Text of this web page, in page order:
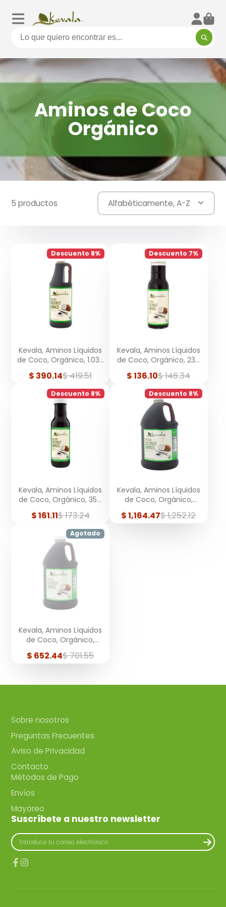
Aminos de Coco
Orgánico
5 productos Alfabéticamente, A-Z
Descuento 8%
Kevala, Aminos Líquidos
de Coco, Orgánico, 1.035
Precio
venta
$ 390.14Precio
regular
$ 419.51
Descuento 7%
Kevala, Aminos Líquidos
de Coco, Orgánico, 236
Precio
venta
$ 136.10Precio
regular
$ 146.34
Descuento 8%
Kevala, Aminos Líquidos
de Coco, Orgánico, 354
ml
Precio
$ 161.11Precio
regular
$ 173.24
Descuento 8%
Kevala, Aminos Líquidos
de Coco, Orgánico,
Galón, 3.78 Litros
Precio
de
$ 1,164.47Precio
regular
$ 1,252.12
Agotado
Kevala, Aminos Líquidos
de Coco, Orgánico,
Precio
de
$ 652.44Precio
regular
$ 701.55
Sobre nosotros
Preguntas Frecuentes
Aviso de Privacidad
Contacto
Métodos de Pago
Envíos
Mayoreo
Suscríbete a nuestro newsletter
Introduce
tu
correo
electrónico